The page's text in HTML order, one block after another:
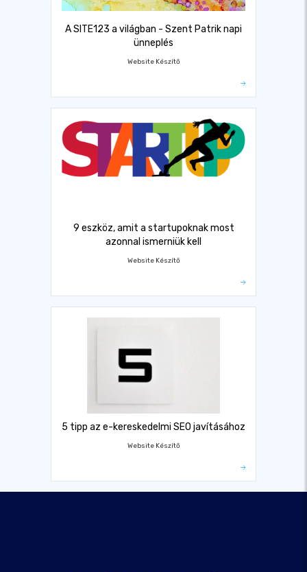
A SITE123 a világban - Szent Patrik napi
ünneplés
Website Készítő
9 eszköz, amit a startupoknak most
azonnal ismerniük kell
Website Készítő
5 tipp az e-kereskedelmi SEO javításához
Website Készítő